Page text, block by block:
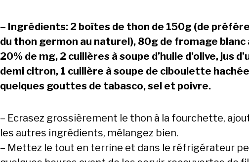
– Ingrédients: 2 boîtes de thon de 150g (de
du thon germon au naturel), 80g de fromage blanc
20% de mg, 2 cuillères à soupe d’huile d’olive, jus
demi citron, 1 cuillère à soupe de ciboulette
quelques gouttes de tabasco, sel et poivre.
– Ecrasez grossièrement le thon à la fourchette,
les autres ingrédients, mélangez bien.
– Mettez le tout en terrine et dans le réfrigérateur